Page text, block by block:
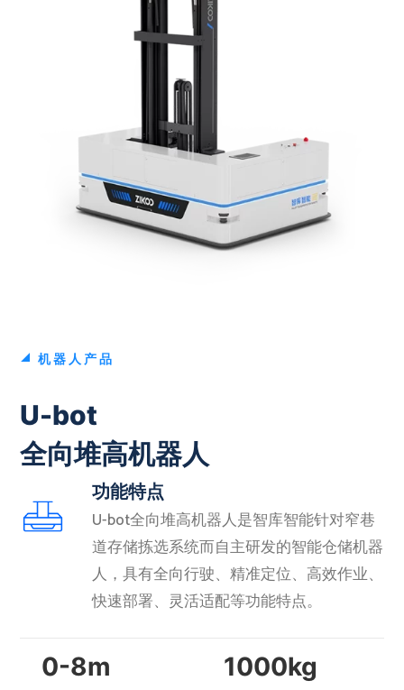
机器人产品
U-bot
全向堆高机器人
功能特点
U-bot全向堆高机器人是智库智能针对窄巷
道存储拣选系统而自主研发的智能仓储机器
人，具有全向行驶、精准定位、高效作业、
快速部署、灵活适配等功能特点。
0-8m 1000kg